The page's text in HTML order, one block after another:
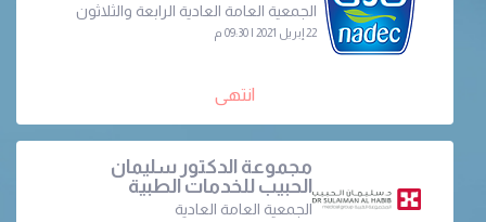
الجمعية العامة العادية الرابعة والثلاثون
22 إبريل 2021 | 09:30 م
انتهى
مجموعة الدكتور سليمان
الحبيب للخدمات الطبية
الجمعية العامة العادية